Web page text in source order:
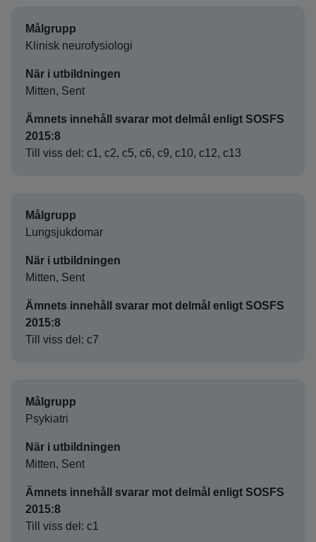
Målgrupp
Klinisk neurofysiologi
När i utbildningen
Mitten, Sent
Ämnets innehåll svarar mot delmål enligt SOSFS
2015:8
Till viss del: c1, c2, c5, c6, c9, c10, c12, c13
Målgrupp
Lungsjukdomar
När i utbildningen
Mitten, Sent
Ämnets innehåll svarar mot delmål enligt SOSFS
2015:8
Till viss del: c7
Målgrupp
Psykiatri
När i utbildningen
Mitten, Sent
Ämnets innehåll svarar mot delmål enligt SOSFS
2015:8
Till viss del: c1